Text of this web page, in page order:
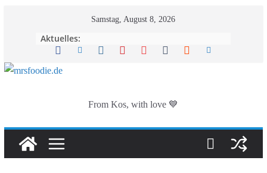
Samstag, August 8, 2026
Aktuelles:
From Kos, with love 💙